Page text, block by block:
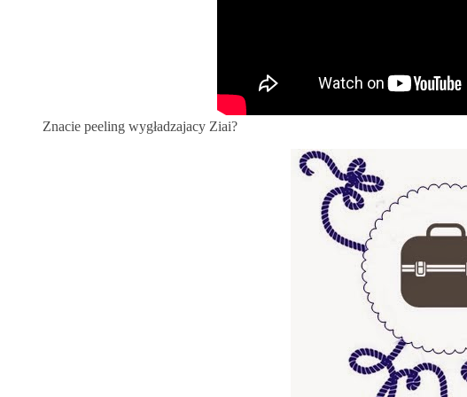
Znacie peeling wygładzajacy Ziai?